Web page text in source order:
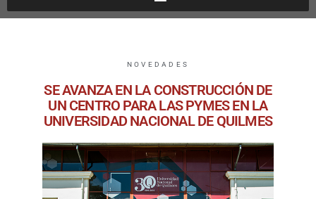
NOVEDADES
SE AVANZA EN LA CONSTRUCCIÓN DE
UN CENTRO PARA LAS PYMES EN LA
UNIVERSIDAD NACIONAL DE QUILMES